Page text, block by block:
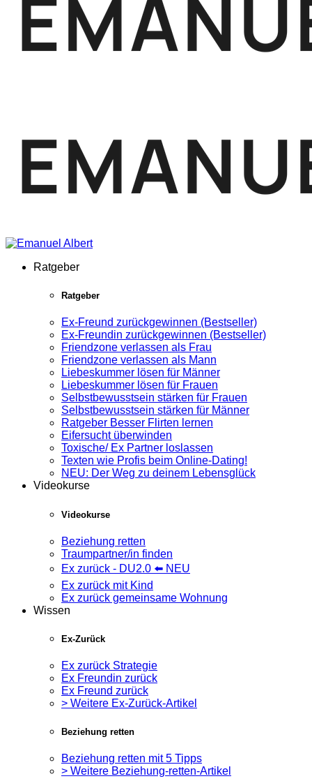
Ratgeber
Ratgeber
Ex-Freund zurückgewinnen (Bestseller)
Ex-Freundin zurückgewinnen (Bestseller)
Friendzone verlassen als Frau
Friendzone verlassen als Mann
Liebeskummer lösen für Männer
Liebeskummer lösen für Frauen
Selbstbewusstsein stärken für Frauen
Selbstbewusstsein stärken für Männer
Ratgeber Besser Flirten lernen
Eifersucht überwinden
Toxische/ Ex Partner loslassen
Texten wie Profis beim Online-Dating!
NEU: Der Weg zu deinem Lebensglück
Videokurse
Videokurse
Beziehung retten
Traumpartner/in finden
Ex zurück - DU2.0 ⬅️ NEU
Ex zurück mit Kind
Ex zurück gemeinsame Wohnung
Wissen
Ex-Zurück
Ex zurück Strategie
Ex Freundin zurück
Ex Freund zurück
> Weitere Ex-Zurück-Artikel
Beziehung retten
Beziehung retten mit 5 Tipps
> Weitere Beziehung-retten-Artikel